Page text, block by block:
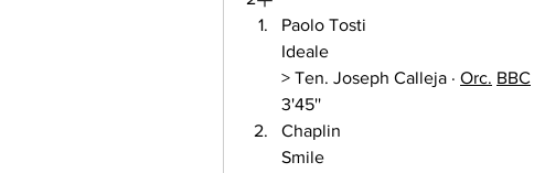
Paolo Tosti
Ideale
> Ten. Joseph Calleja · Orc. BBC
3'45''
Chaplin
Smile